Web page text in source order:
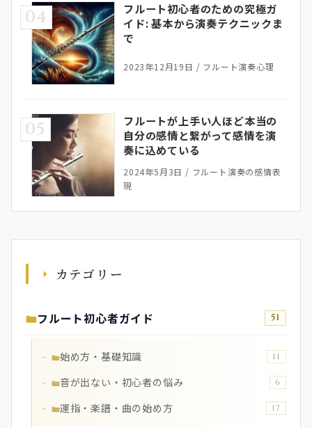
04
フルート初心者のための究極ガ
イド: 基本から演奏テクニックま
で
2023年12月19日 / フルート演奏心理
05
フルートが上手い人ほど本当の
自分の感情と繋がって感情を演
奏に込めている
2024年5月3日 / フルート演奏の感情表
現
カテゴリー
フルート初心者ガイド 51
始め方・基礎知識 11
音が出ない・初心者の悩み 6
運指・楽譜・曲の始め方 17